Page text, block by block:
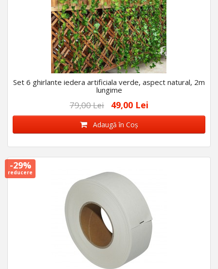
Set 6 ghirlante iedera artificiala verde, aspect natural, 2m
lungime
79,00 Lei 49,00 Lei
Adaugă în Coş
-29%
reducere